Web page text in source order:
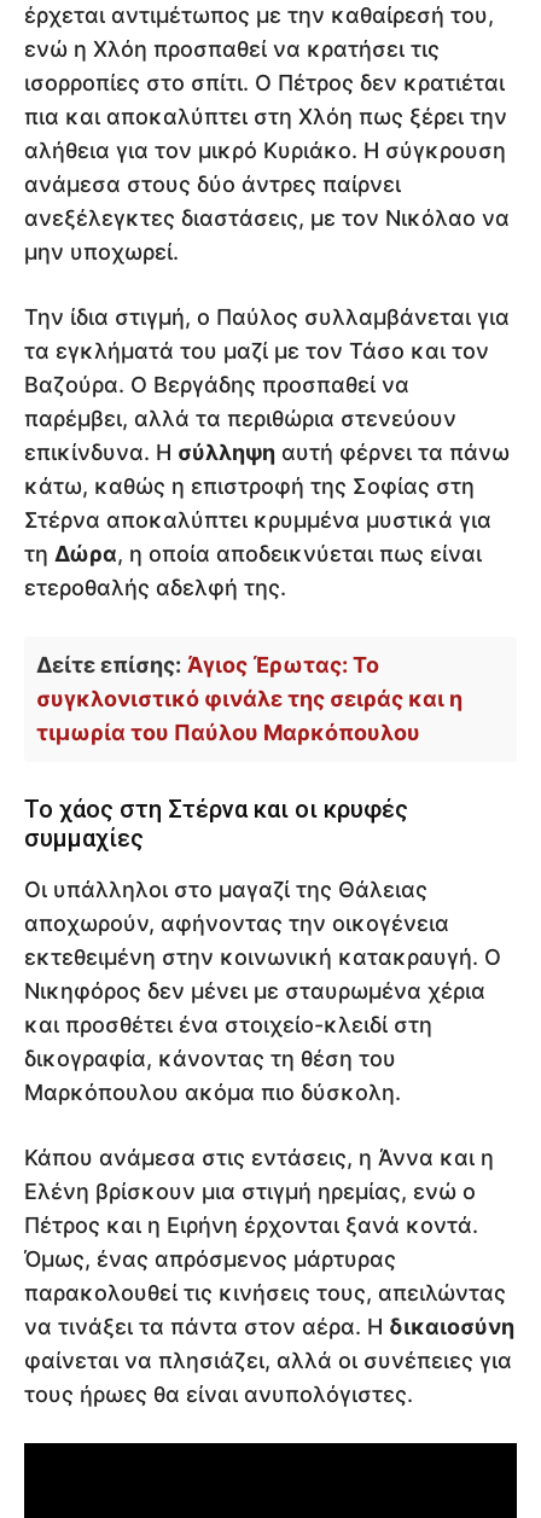
έρχεται αντιμέτωπος με την καθαίρεσή του,
ενώ η Χλόη προσπαθεί να κρατήσει τις
ισορροπίες στο σπίτι. Ο Πέτρος δεν κρατιέται
πια και αποκαλύπτει στη Χλόη πως ξέρει την
αλήθεια για τον μικρό Κυριάκο. Η σύγκρουση
ανάμεσα στους δύο άντρες παίρνει
ανεξέλεγκτες διαστάσεις, με τον Νικόλαο να
μην υποχωρεί.
Την ίδια στιγμή, ο Παύλος συλλαμβάνεται για
τα εγκλήματά του μαζί με τον Τάσο και τον
Βαζούρα. Ο Βεργάδης προσπαθεί να
παρέμβει, αλλά τα περιθώρια στενεύουν
επικίνδυνα. Η σύλληψη αυτή φέρνει τα πάνω
κάτω, καθώς η επιστροφή της Σοφίας στη
Στέρνα αποκαλύπτει κρυμμένα μυστικά για
τη Δώρα, η οποία αποδεικνύεται πως είναι
ετεροθαλής αδελφή της.
Δείτε επίσης: Άγιος Έρωτας: Το
συγκλονιστικό φινάλε της σειράς και η
τιμωρία του Παύλου Μαρκόπουλου
Το χάος στη Στέρνα και οι κρυφές
συμμαχίες
Οι υπάλληλοι στο μαγαζί της Θάλειας
αποχωρούν, αφήνοντας την οικογένεια
εκτεθειμένη στην κοινωνική κατακραυγή. Ο
Νικηφόρος δεν μένει με σταυρωμένα χέρια
και προσθέτει ένα στοιχείο-κλειδί στη
δικογραφία, κάνοντας τη θέση του
Μαρκόπουλου ακόμα πιο δύσκολη.
Κάπου ανάμεσα στις εντάσεις, η Άννα και η
Ελένη βρίσκουν μια στιγμή ηρεμίας, ενώ ο
Πέτρος και η Ειρήνη έρχονται ξανά κοντά.
Όμως, ένας απρόσμενος μάρτυρας
παρακολουθεί τις κινήσεις τους, απειλώντας
να τινάξει τα πάντα στον αέρα. Η δικαιοσύνη
φαίνεται να πλησιάζει, αλλά οι συνέπειες για
τους ήρωες θα είναι ανυπολόγιστες.